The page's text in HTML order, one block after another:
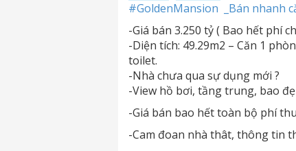
#GoldenMansion _Bán nhanh
-Giá bán 3.250 tỷ ( Bao hết phí
-Diện tích: 49.29m2 – Căn 1
toilet.
-Nhà chưa qua sự dụng mới ?
-View hồ bơi, tầng trung, bao
-Giá bán bao hết toàn bộ phí
-Cam đoan nhà thât, thông tin